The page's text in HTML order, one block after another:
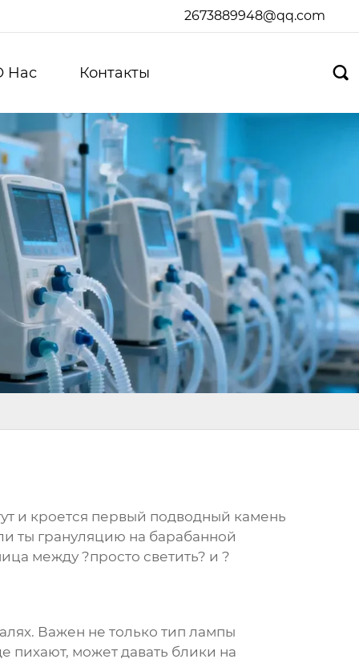
2673889948@qq.com
Hас Контакты 
и кроется первый подводный камень
ты грануляцию на барабанной
между ?просто светить? и ?
Важен не только тип лампы
пихают, может давать блики на